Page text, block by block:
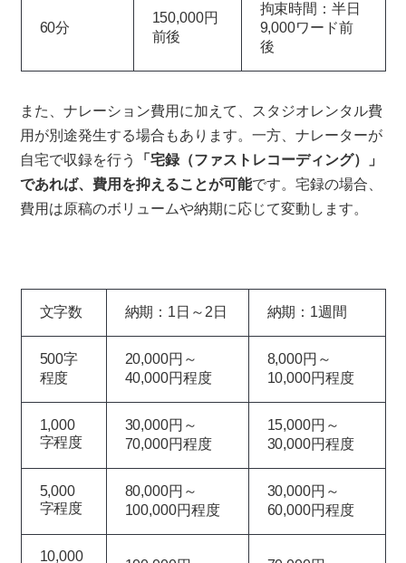
60分
150,000円
前後
拘束時間：半日
9,000ワード前
後
また、ナレーション費用に加えて、スタジオレンタル費
用が別途発生する場合もあります。一方、ナレーターが
自宅で収録を行う
「宅録（ファストレコーディング）」
であれば、費用を抑えることが可能です。宅録の場合、
費用は原稿のボリュームや納期に応じて変動します。
文字数 納期：1日～2日 納期：1週間
500字
程度
20,000円～
40,000円程度
8,000円～
10,000円程度
1,000
字程度
30,000円～
70,000円程度
15,000円～
30,000円程度
5,000
字程度
80,000円～
100,000円程度
30,000円～
60,000円程度
10,000